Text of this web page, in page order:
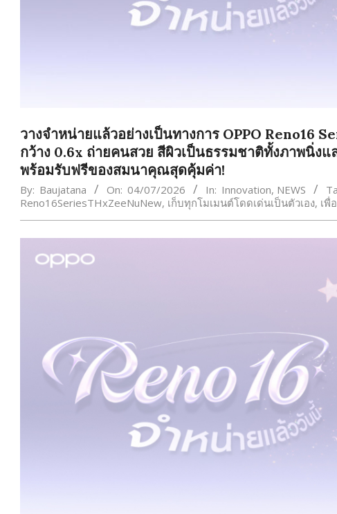
วางจำหน่ายแล้วอย่างเป็นทางการ OPPO Reno16
กว้าง 0.6x ถ่ายคนสวย สีผิวเป็นธรรมชาติทั้งภาพนิ่งแ
พร้อมรับฟรีของสมนาคุณสุดคุ้มค่า!
By: Baujatana On: 04/07/2026 In: Innovation, NEWS
Reno16SeriesTHxZeeNuNew, เก็บทุกโมเมนต์โดดเด่นเป็นตัวเอง, เพื่